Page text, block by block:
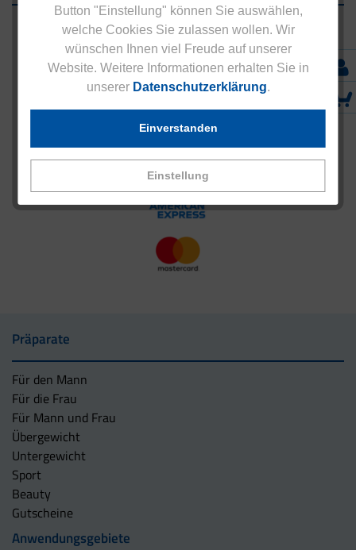
Button "Einstellung" können Sie auswählen,
welche Cookies Sie zulassen wollen. Wir
wünschen Ihnen viel Freude auf unserer
Website. Weitere Informationen erhalten Sie in
unserer Datenschutzerklärung.
Einstellung
Einverstanden
Präparate
Für den Mann
Für die Frau
Für Mann und Frau
Übergewicht
Untergewicht
Sport
Beauty
Gutscheine
Anwendungsgebiete